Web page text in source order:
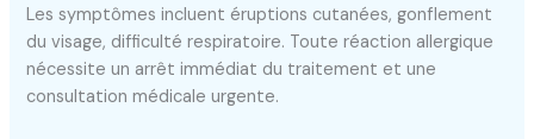
Les symptômes incluent éruptions cutanées, gonflement
du visage, difficulté respiratoire. Toute réaction allergique
nécessite un arrêt immédiat du traitement et une
consultation médicale urgente.